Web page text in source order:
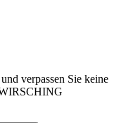
verpassen Sie keine